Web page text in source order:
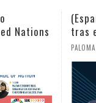
Nations
tras